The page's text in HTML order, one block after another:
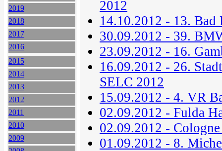
2019
2018
2017
2016
2015
2014
2013
2012
2011
2010
2009
2012
14.10.2012 - 13.
30.09.2012 - 39.
23.09.2012 - 16.
16.09.2012 - 26.
SELC 2012
15.09.2012 - 4. VR
02.09.2012 - Fulda
02.09.2012 -
01.09.2012 - 8.